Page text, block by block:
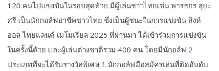
120 คนไปแข่งขันในรอบสุดท้าย มีผู้เล่นชาวไทยเช่น พารธกร สุยะ
ศรี เป็นนักกอล์ฟอาชีพชาวไทย ซึ่งเป็นผู้ชนะในการแข่งขัน สิงห์
ออล ไทยแลนด์ เมโมเรียล 2025 ที่ผ่านมา ได้เข้าร่วมการแข่งขัน
ในครั้งนี้ด้วย และผู้เล่นต่างชาติรวม 400 คน โดยมีนักอล์ฟ 2
ประเภทที่จะได้รับรางวัลพิเศษ 1.นักกอล์ฟมือสมัครเล่นที่ติดอับดับ